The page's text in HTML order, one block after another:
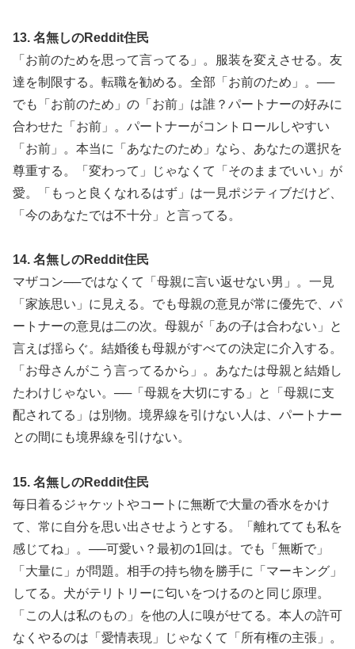
13. 名無しのReddit住民
「お前のためを思って言ってる」。服装を変えさせる。友
達を制限する。転職を勧める。全部「お前のため」。──
でも「お前のため」の「お前」は誰？パートナーの好みに
合わせた「お前」。パートナーがコントロールしやすい
「お前」。本当に「あなたのため」なら、あなたの選択を
尊重する。「変わって」じゃなくて「そのままでいい」が
愛。「もっと良くなれるはず」は一見ポジティブだけど、
「今のあなたでは不十分」と言ってる。
14. 名無しのReddit住民
マザコン──ではなくて「母親に言い返せない男」。一見
「家族思い」に見える。でも母親の意見が常に優先で、パ
ートナーの意見は二の次。母親が「あの子は合わない」と
言えば揺らぐ。結婚後も母親がすべての決定に介入する。
「お母さんがこう言ってるから」。あなたは母親と結婚し
たわけじゃない。──「母親を大切にする」と「母親に支
配されてる」は別物。境界線を引けない人は、パートナー
との間にも境界線を引けない。
15. 名無しのReddit住民
毎日着るジャケットやコートに無断で大量の香水をかけ
て、常に自分を思い出させようとする。「離れてても私を
感じてね」。──可愛い？最初の1回は。でも「無断で」
「大量に」が問題。相手の持ち物を勝手に「マーキング」
してる。犬がテリトリーに匂いをつけるのと同じ原理。
「この人は私のもの」を他の人に嗅がせてる。本人の許可
なくやるのは「愛情表現」じゃなくて「所有権の主張」。